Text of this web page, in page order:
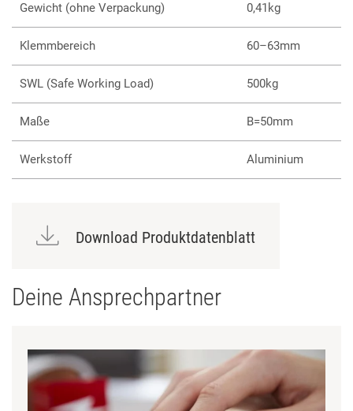
Gewicht (ohne Verpackung)
0,41kg
Klemmbereich 60–63mm
SWL (Safe Working Load) 500kg
Maße B=50mm
Werkstoff Aluminium
Download Produktdatenblatt
Deine Ansprechpartner